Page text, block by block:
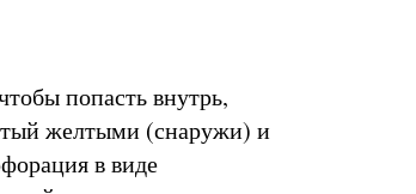
попасть внутрь,
желтыми (снаружи) и
в виде